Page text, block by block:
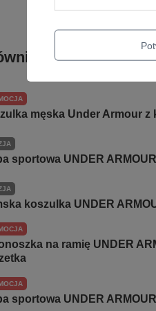
męska Under Armour
sportowa UNDER
koszulka UNDER
na ramię UNDER
sportowa UNDER